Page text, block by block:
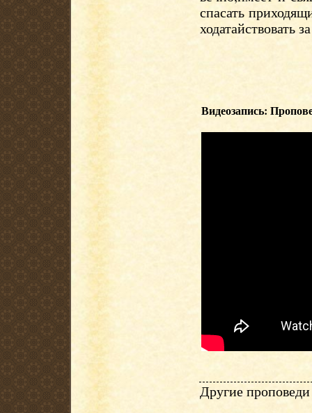
спасать
ходатайствовать
Видеозапись:
Другие